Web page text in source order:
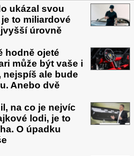
ukázal svou
to miliardové
úrovně
hodně ojeté
může být vaše i
nejspíš ale bude
Anebo dvě
na co je nejvíc
lodi, je to
O úpadku